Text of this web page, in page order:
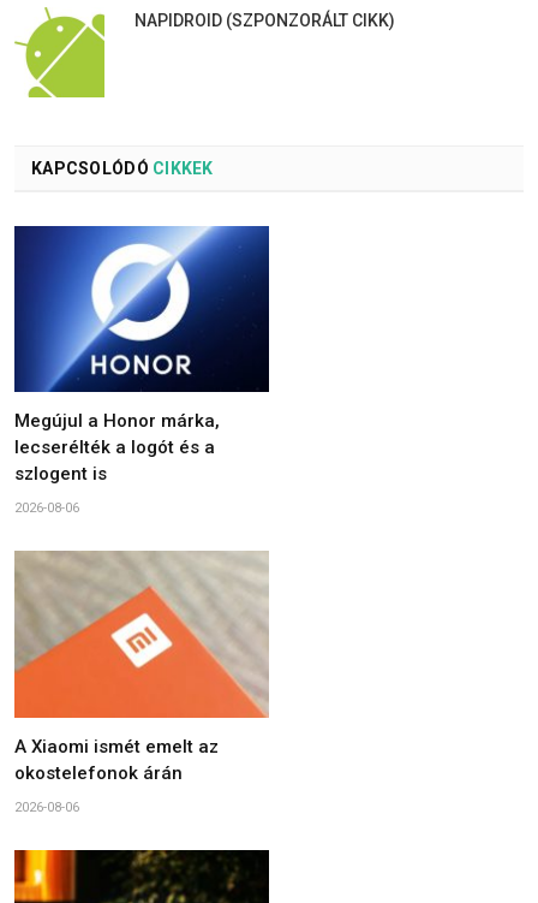
NAPIDROID (SZPONZORÁLT CIKK)
KAPCSOLÓDÓ CIKKEK
Megújul a Honor márka,
lecserélték a logót és a
szlogent is
2026-08-06
A Xiaomi ismét emelt az
okostelefonok árán
2026-08-06